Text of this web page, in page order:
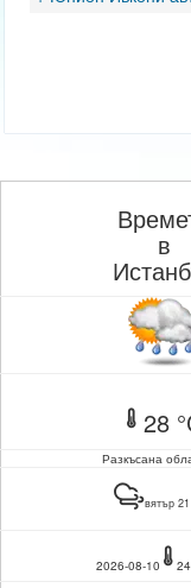
в
28
Разкъсана
вятър
2026-08-10